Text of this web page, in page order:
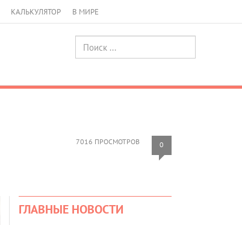
КАЛЬКУЛЯТОР В МИРЕ
7016 ПРОСМОТРОВ 0
ГЛАВНЫЕ НОВОСТИ